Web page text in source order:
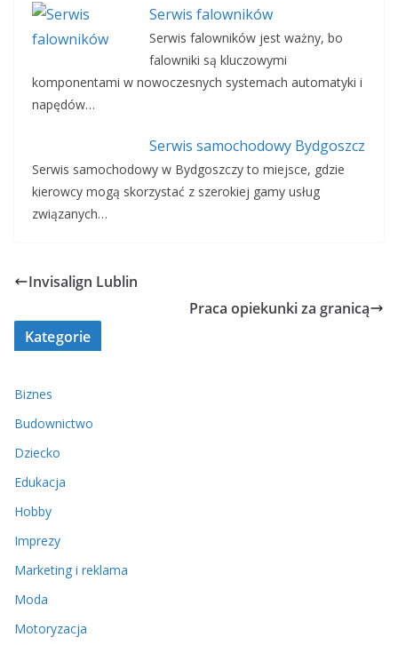
Serwis falowników
Serwis falowników jest ważny, bo
falowniki są kluczowymi
komponentami w nowoczesnych systemach automatyki i
napędów…
Serwis samochodowy Bydgoszcz
Serwis samochodowy w Bydgoszczy to miejsce, gdzie
kierowcy mogą skorzystać z szerokiej gamy usług
związanych…
Invisalign Lublin
Praca opiekunki za granicą
Kategorie
Biznes
Budownictwo
Dziecko
Edukacja
Hobby
Imprezy
Marketing i reklama
Moda
Motoryzacja